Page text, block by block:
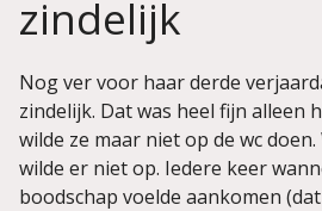
zindelijk
Nog ver voor haar derde
zindelijk. Dat was heel fijn alleen
wilde ze maar niet op de wc
wilde er niet op. Iedere keer
boodschap voelde aankomen